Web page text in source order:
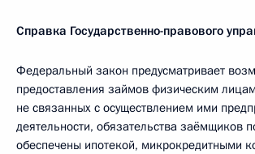
Справка Государственно-правового
Федеральный закон предусматривает
предоставления займов физическим
не связанных с осуществлением ими
деятельности, обязательства заёмщиков
обеспечены ипотекой, микрокредитными